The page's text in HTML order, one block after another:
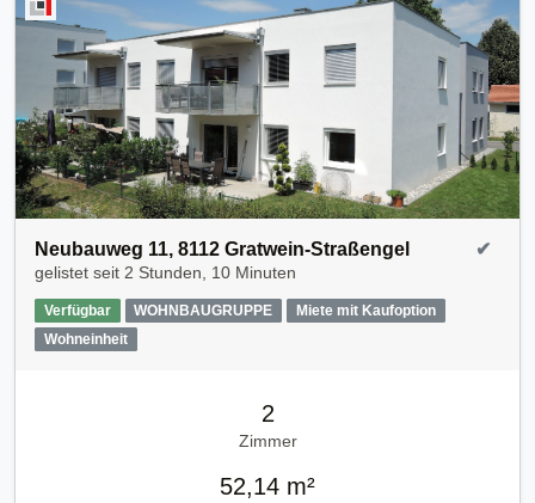
Neubauweg 11, 8112 Gratwein-Straßengel
gelistet seit 2 Stunden, 10 Minuten
Verfügbar WOHNBAUGRUPPE
Miete mit Kaufoption
Wohneinheit
✔
2
Zimmer
52,14 m²